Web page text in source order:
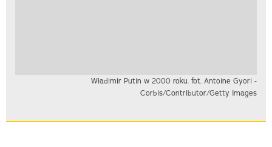
Władimir Putin w 2000 roku. fot. Antoine Gyori -
Corbis/Contributor/Getty Images